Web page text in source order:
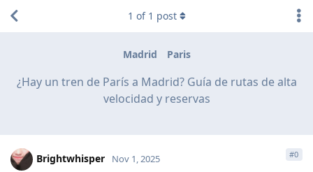
Madrid Paris
¿Hay un tren de París a Madrid? Guía de rutas de alta
velocidad y reservas
1 of 1 post
Brightwhisper Nov 1, 2025 #0